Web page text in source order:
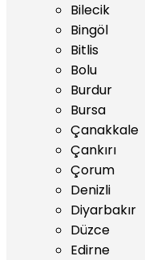
Bilecik
Bingöl
Bitlis
Bolu
Burdur
Bursa
Çanakkale
Çankırı
Çorum
Denizli
Diyarbakır
Düzce
Edirne